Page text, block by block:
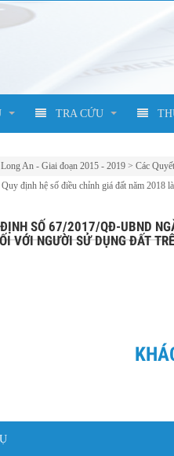
TRA CỨU
An - Giai đoạn 2015 - 2019 > Các
định hệ số điều chỉnh giá đất năm
SỐ 67/2017/QĐ-UBND
VỚI NGƯỜI SỬ DỤNG ĐẤT